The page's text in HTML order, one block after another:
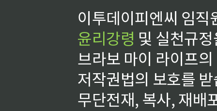
이투데이피엔씨 임
윤리강령 및 실천규
브라보 마이 라이프
저작권법의 보호를
무단전재, 복사, 재배